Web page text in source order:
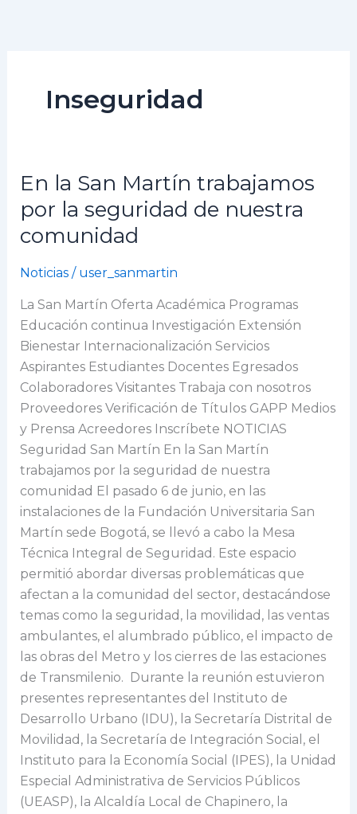
Inseguridad
En la San Martín trabajamos
por la seguridad de nuestra
comunidad
Noticias/ user_sanmartin
La San Martín Oferta Académica Programas
Educación continua Investigación Extensión
Bienestar Internacionalización Servicios
Aspirantes Estudiantes Docentes Egresados
Colaboradores Visitantes Trabaja con nosotros
Proveedores Verificación de Títulos GAPP Medios
y Prensa Acreedores Inscríbete NOTICIAS
Seguridad San Martín En la San Martín
trabajamos por la seguridad de nuestra
comunidad El pasado 6 de junio, en las
instalaciones de la Fundación Universitaria San
Martín sede Bogotá, se llevó a cabo la Mesa
Técnica Integral de Seguridad. Este espacio
permitió abordar diversas problemáticas que
afectan a la comunidad del sector, destacándose
temas como la seguridad, la movilidad, las ventas
ambulantes, el alumbrado público, el impacto de
las obras del Metro y los cierres de las estaciones
de Transmilenio. Durante la reunión estuvieron
presentes representantes del Instituto de
Desarrollo Urbano (IDU), la Secretaría Distrital de
Movilidad, la Secretaría de Integración Social, el
Instituto para la Economía Social (IPES), la Unidad
Especial Administrativa de Servicios Públicos
(UEASP), la Alcaldía Local de Chapinero, la
En
San
Martín
trabajamos
la
seguridad
de
nuestra
comunidad